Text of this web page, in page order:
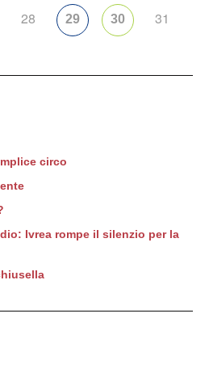
28 29 30 31
circo
Ivrea rompe il silenzio per la